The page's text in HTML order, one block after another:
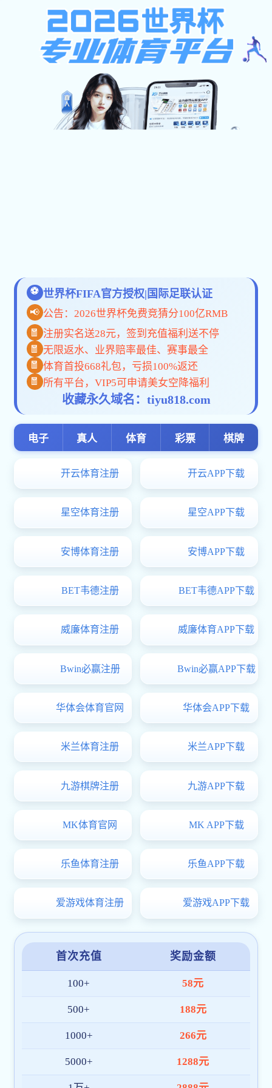
您当前位置：首页>交易信息> 限额以下 招
MK体育官方网址-MK世界杯（中国）:安徽省滁州监狱2026年度民警值
【信息时间：2026-05-26 17:41:30 阅读次数：
【字号大中 小】
我要打印】
】
附件：招标文件正文.pdf
我要投标 投标指南